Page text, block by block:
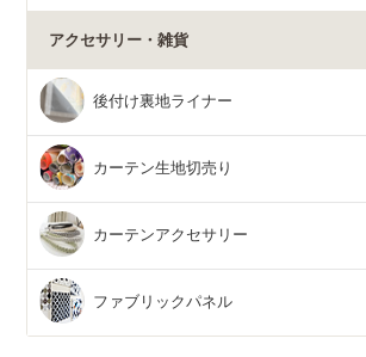
アクセサリー・雑貨
後付け裏地ライナー
カーテン生地切売り
カーテンアクセサリー
ファブリックパネル